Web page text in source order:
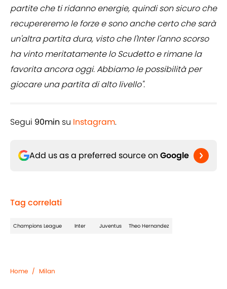
partite che ti ridanno energie, quindi son sicuro che
recupereremo le forze e sono anche certo che sarà
un'altra partita dura, visto che l'Inter l'anno scorso
ha vinto meritatamente lo Scudetto e rimane la
favorita ancora oggi. Abbiamo le possibilità per
giocare una partita di alto livello".
Segui 90min su Instagram.
Add us as a preferred source on Google
Tag correlati
Champions League Inter Juventus Theo Hernandez
Home / Milan